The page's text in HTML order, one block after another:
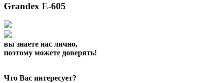
Grandex E-605
вы знаете нас лично,
поэтому можете доверять!
Что Вас интересует?